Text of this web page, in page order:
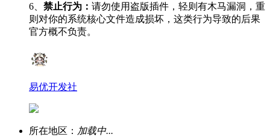
6、 禁止行为： 请勿使用盗版插件，轻则有木马漏洞，重
则对你的系统核心文件造成损坏，这类行为导致的后果
官方概不负责。
易优开发社
所在地区： 加载中...